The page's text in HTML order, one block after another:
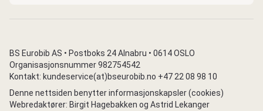
BS Eurobib AS • Postboks 24 Alnabru • 0614 OSLO
Organisasjonsnummer 982754542
Kontakt: kundeservice(at)bseurobib.no +47 22 08 98 10
Denne nettsiden benytter informasjonskapsler (cookies)
Webredaktører: Birgit Hagebakken og Astrid Lekanger